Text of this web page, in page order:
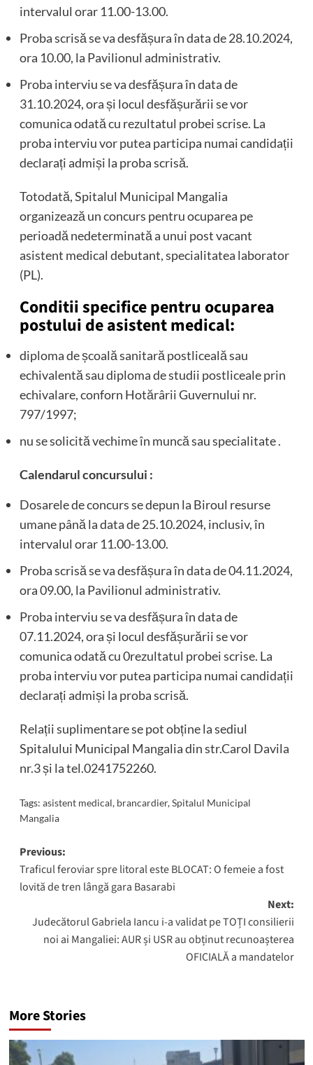
intervalul orar 11.00-13.00.
Proba scrisă se va desfășura în data de 28.10.2024,
ora 10.00, la Pavilionul administrativ.
Proba interviu se va desfășura în data de
31.10.2024, ora și locul desfășurării se vor
comunica odată cu rezultatul probei scrise. La
proba interviu vor putea participa numai candidații
declarați admiși la proba scrisă.
Totodată, Spitalul Municipal Mangalia
organizează un concurs pentru ocuparea pe
perioadă nedeterminată a unui post vacant
asistent medical debutant, specialitatea laborator
(PL).
Conditii specifice pentru ocuparea
postului de asistent medical:
diploma de școală sanitară postliceală sau
echivalentă sau diploma de studii postliceale prin
echivalare, conforn Hotărârii Guvernului nr.
797/1997;
nu se solicită vechime în muncă sau specialitate .
Calendarul concursului :
Dosarele de concurs se depun la Biroul resurse
umane până la data de 25.10.2024, inclusiv, în
intervalul orar 11.00-13.00.
Proba scrisă se va desfășura în data de 04.11.2024,
ora 09.00, la Pavilionul administrativ.
Proba interviu se va desfășura în data de
07.11.2024, ora și locul desfășurării se vor
comunica odată cu 0rezultatul probei scrise. La
proba interviu vor putea participa numai candidații
declarați admiși la proba scrisă.
Relații suplimentare se pot obține la sediul
Spitalului Municipal Mangalia din str.Carol Davila
nr.3 și la tel.0241752260.
Tags: asistent medical, brancardier,Spitalul Municipal
Mangalia
Post
navigation
Previous:
Traficul feroviar spre litoral este BLOCAT: O femeie a fost
lovită de tren lângă gara Basarabi
Next:
Judecătorul Gabriela Iancu i-a validat pe TOȚI consilierii
noi ai Mangaliei: AUR și USR au obținut recunoașterea
OFICIALĂ a mandatelor
More Stories